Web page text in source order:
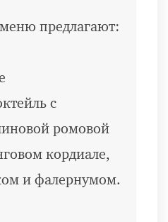
предлагают:
с
ромовой
кордиале,
и фалернумом.